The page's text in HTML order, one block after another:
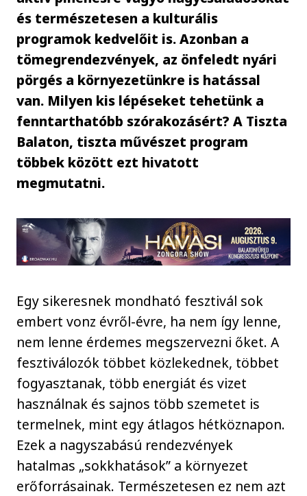
és természetesen a kulturális
programok kedvelőit is. Azonban a
tömegrendezvények, az önfeledt nyári
pörgés a környezetünkre is hatással
van. Milyen kis lépéseket tehetünk a
fenntarthatóbb szórakozásért? A Tiszta
Balaton, tiszta művészet program
többek között ezt hivatott
megmutatni.
Egy sikeresnek mondható fesztivál sok
embert vonz évről-évre, ha nem így lenne,
nem lenne érdemes megszervezni őket. A
fesztiválozók többet közlekednek, többet
fogyasztanak, több energiát és vizet
használnak és sajnos több szemetet is
termelnek, mint egy átlagos hétköznapon.
Ezek a nagyszabású rendezvények
hatalmas „sokkhatások” a környezet
erőforrásainak. Természetesen ez nem azt